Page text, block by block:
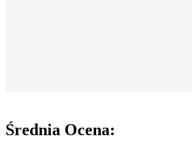
Średnia Ocena: